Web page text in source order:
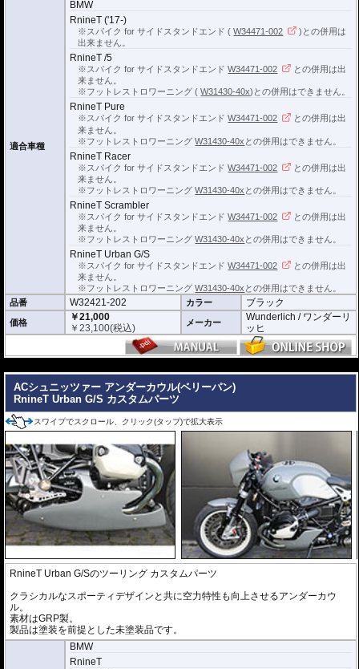
適合車種
BMW
RnineT ('17-)
※スパイク for サイドスタンドエンド (W34471-002
)との併用は
出来ません。
RnineT /5
※スパイク for サイドスタンドエンドW34471-002
との併用は出
来ません。
※フットレストロワーニング (W31430-40x)との併用はできません。
RnineT Pure
※スパイク for サイドスタンドエンドW34471-002
との併用は出
来ません。
※フットレストロワーニングW31430-40x との併用はできません。
RnineT Racer
※スパイク for サイドスタンドエンドW34471-002
との併用は出
来ません。
※フットレストロワーニングW31430-40x との併用はできません。
RnineT Scrambler
※スパイク for サイドスタンドエンドW34471-002
との併用は出
来ません。
※フットレストロワーニングW31430-40x との併用はできません。
RnineT Urban G/S
※スパイク for サイドスタンドエンドW34471-002
との併用は出
来ません。
※フットレストロワーニングW31430-40x との併用はできません。
品番
W32421-202 カラー ブラック
価格
￥21,000
￥23,100(税込) メーカー
Wunderlich / ワンダーリ
ッヒ
ACシュニッツァー アンダーカウル(ベリーパン)
RnineT Urban G/S カスタムパーツ
スワイプでスクロール、クリック(タップ)で拡大表示
RnineT Urban G/Sのツーリング カスタムパーツ
クラシカルなスポーティデザインと共に空力特性も向上させるアンダーカウ
ル。
素材はGRP製。
製品は塗装を前提とした未塗装品です。
BMW
RnineT